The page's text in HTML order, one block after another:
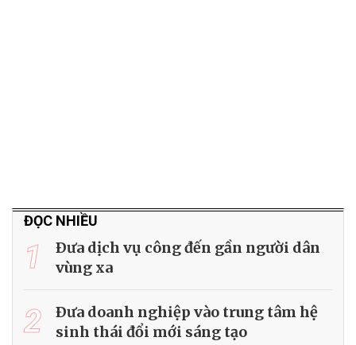
ĐỌC NHIỀU
1
Ðưa dịch vụ công đến gần người dân
vùng xa
2
Ðưa doanh nghiệp vào trung tâm hệ
sinh thái đổi mới sáng tạo